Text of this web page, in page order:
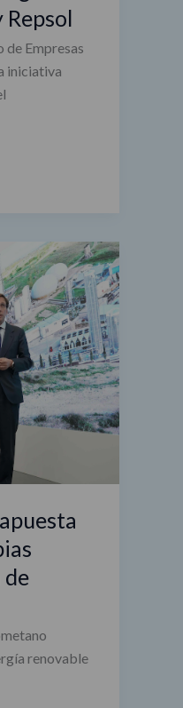
Repsol
de Empresas
iniciativa
de
renovable